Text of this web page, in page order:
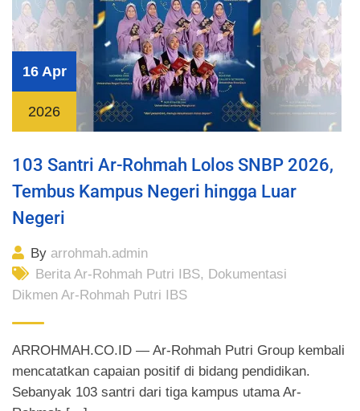
16 Apr
2026
103 Santri Ar-Rohmah Lolos SNBP 2026,
Tembus Kampus Negeri hingga Luar
Negeri
By arrohmah.admin
Berita Ar-Rohmah Putri IBS, Dokumentasi
Dikmen Ar-Rohmah Putri IBS
ARROHMAH.CO.ID — Ar-Rohmah Putri Group kembali
mencatatkan capaian positif di bidang pendidikan.
Sebanyak 103 santri dari tiga kampus utama Ar-